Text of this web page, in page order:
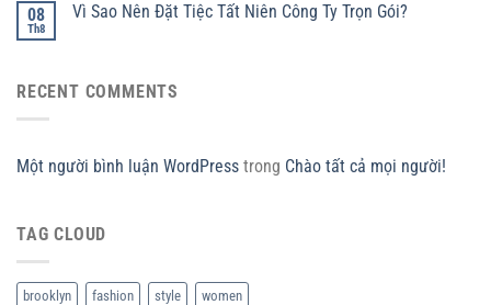
08
Th8
Vì Sao Nên Đặt Tiệc Tất Niên Công Ty Trọn Gói?
RECENT COMMENTS
Một người bình luận WordPress trong Chào tất cả mọi người!
TAG CLOUD
brooklyn fashion style women